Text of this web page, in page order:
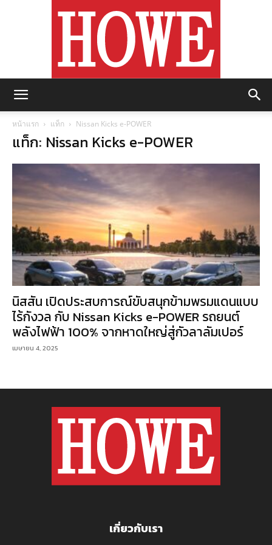
หน้าแรก แท็ก Nissan Kicks e-POWER
แท็ก: Nissan Kicks e-POWER
นิสสัน เปิดประสบการณ์ขับสนุกข้ามพรมแดนแบบ
ไร้กังวล กับ Nissan Kicks e-POWER รถยนต์
พลังไฟฟ้า 100% จากหาดใหญ่สู่กัวลาลัมเปอร์
เมษายน 4, 2025
เกี่ยวกับเรา